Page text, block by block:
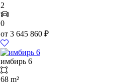
2
0
от 3 645 860 ₽
имбирь 6
68 m²